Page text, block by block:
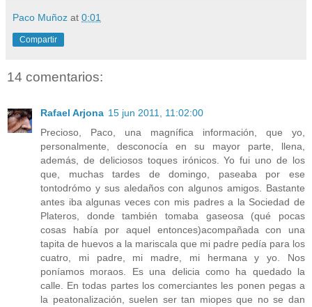
Paco Muñoz at 0:01
Compartir
14 comentarios:
Rafael Arjona 15 jun 2011, 11:02:00
Precioso, Paco, una magnífica información, que yo,
personalmente, desconocía en su mayor parte, llena,
además, de deliciosos toques irónicos. Yo fui uno de los
que, muchas tardes de domingo, paseaba por ese
tontodrómo y sus aledaños con algunos amigos. Bastante
antes iba algunas veces con mis padres a la Sociedad de
Plateros, donde también tomaba gaseosa (qué pocas
cosas había por aquel entonces)acompañada con una
tapita de huevos a la mariscala que mi padre pedía para los
cuatro, mi padre, mi madre, mi hermana y yo. Nos
poníamos moraos. Es una delicia como ha quedado la
calle. En todas partes los comerciantes les ponen pegas a
la peatonalización, suelen ser tan miopes que no se dan